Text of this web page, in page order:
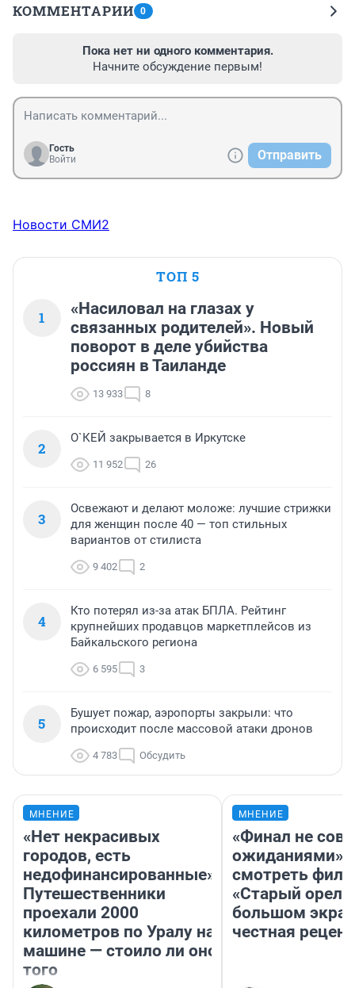
КОММЕНТАРИИ 0
Пока нет ни одного комментария.
Начните обсуждение первым!
Гость
Войти
Отправить
Новости СМИ2
ТОП 5
1
«Насиловал на глазах у
связанных родителей». Новый
поворот в деле убийства
россиян в Таиланде
13 933 8
2
О`КЕЙ закрывается в Иркутске
11 952 26
3
Освежают и делают моложе: лучшие стрижки
для женщин после 40 — топ стильных
вариантов от стилиста
9 402 2
4
Кто потерял из-за атак БПЛА. Рейтинг
крупнейших продавцов маркетплейсов из
Байкальского региона
6 595 3
5
Бушует пожар, аэропорты закрыли: что
происходит после массовой атаки дронов
4 783 Обсудить
МНЕНИЕ
«Нет некрасивых
городов, есть
недофинансированные».
Путешественники
проехали 2000
километров по Уралу на
машине — стоило ли оно
того
МНЕНИЕ
«Финал не
ожиданиями»:
смотреть
«Старый орел»
большом
честная